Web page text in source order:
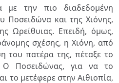
την πιο διαδεδομένη
Ποσειδώνα και της Χιόνης,
Ωρείθυιας. Επειδή, όμως,
σχέσης, η Χιόνη, από
του πατέρα της, πέταξε το
Ποσειδώνας, για να το
το μετέφερε στην Αιθιοπία,